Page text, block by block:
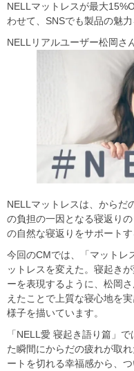
NELLマットレスが最大
わせて、SNSでも製品の魅力
NELLリアルユーザー松岡さ
NELLマットレスは、からだ
の負担の一因となる寝返り
の自然な寝返りをサポートす
今回のCMでは、「マットレ
ットレスを変えた。寝起き
ーを表現するように、松岡
えたことで上質な寝心地を
様子を描いています。
「NELL愛 寝起き語り篇」
た瞬間にからだの疲れが取
ートを切れる幸福感から、